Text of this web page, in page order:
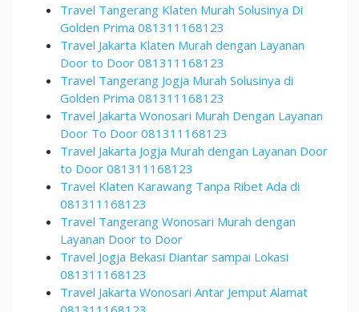
Travel Tangerang Klaten Murah Solusinya Di
Golden Prima 081311168123
Travel Jakarta Klaten Murah dengan Layanan
Door to Door 081311168123
Travel Tangerang Jogja Murah Solusinya di
Golden Prima 081311168123
Travel Jakarta Wonosari Murah Dengan Layanan
Door To Door 081311168123
Travel Jakarta Jogja Murah dengan Layanan Door
to Door 081311168123
Travel Klaten Karawang Tanpa Ribet Ada di
081311168123
Travel Tangerang Wonosari Murah dengan
Layanan Door to Door
Travel Jogja Bekasi Diantar sampai Lokasi
081311168123
Travel Jakarta Wonosari Antar Jemput Alamat